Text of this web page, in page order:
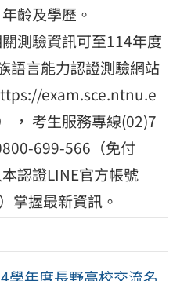
齡及學歷。
測驗資訊可至114年度
語言能力認證測驗網站
exam.sce.ntnu.e
， 考生服務專線(02)7
699-566（免付
認證LINE官方帳號
掌握最新資訊。